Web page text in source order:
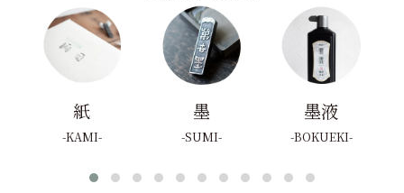
紙
KAMI
墨
SUMI
墨液
BOKUEKI